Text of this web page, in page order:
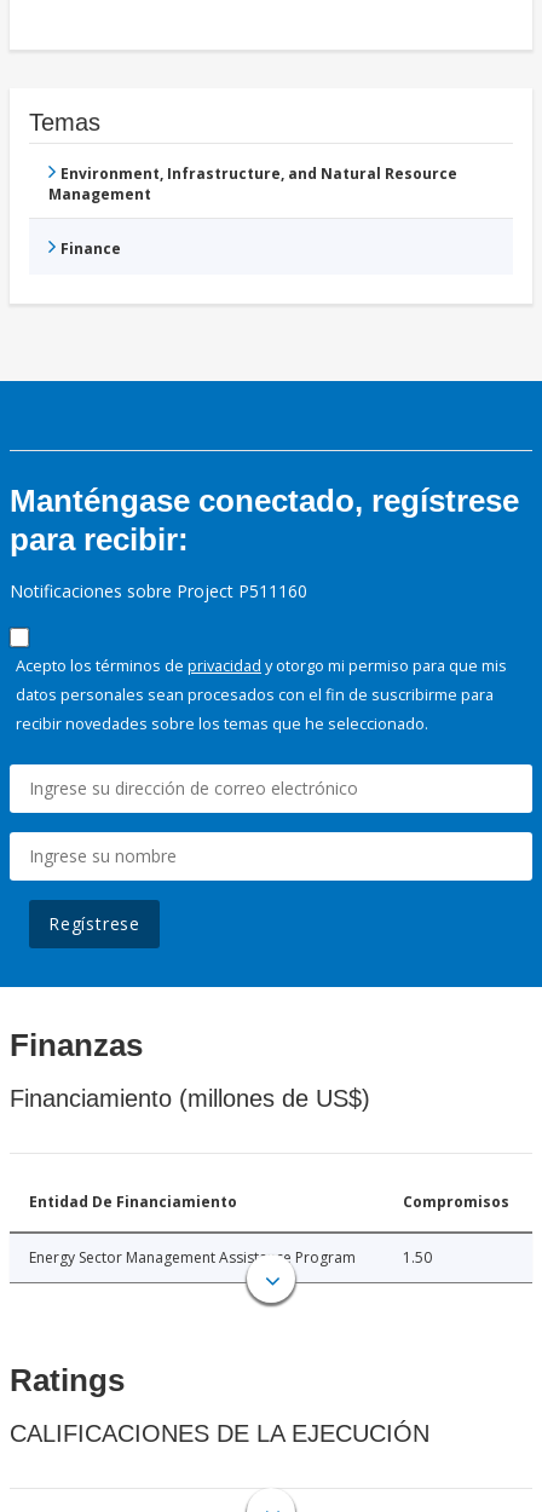
Temas
Environment, Infrastructure, and Natural Resource
Management
Finance
Manténgase conectado, regístrese
para recibir:
Notificaciones sobre Project P511160
Acepto los términos de privacidad y otorgo mi permiso para que mis
datos personales sean procesados con el fin de suscribirme para
recibir novedades sobre los temas que he seleccionado.
Regístrese
Finanzas
Financiamiento (millones de US$)
Entidad De Financiamiento Compromisos
Energy Sector Management Assistance Program 1.50
Ratings
CALIFICACIONES DE LA EJECUCIÓN